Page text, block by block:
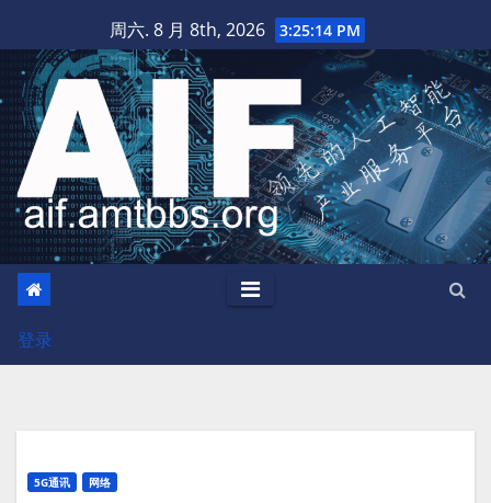
至
内
容
周六. 8 月 8th, 2026 3:25:15 PM
登录
5G通讯 网络